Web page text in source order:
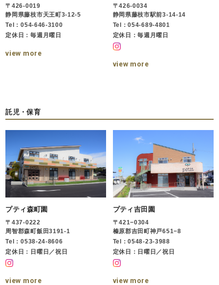
〒426-0019
静岡県藤枝市天王町3-12-5
Tel：054-646-3100
定休日：毎週月曜日
view more
〒426-0034
静岡県藤枝市駅前3-14-14
Tel：054-689-4801
定休日：毎週月曜日
view more
託児・保育
プティ森町園
〒437-0222
周智郡森町飯田3191-1
Tel：0538-24-8606
定休日：日曜日／祝日
view more
プティ吉田園
〒421−0304
榛原郡吉田町神戸651−8
Tel：0548-23-3988
定休日：日曜日／祝日
view more